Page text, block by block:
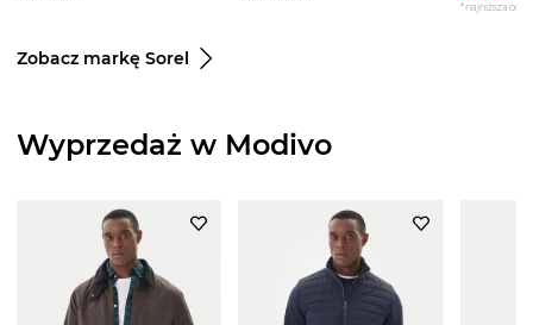
*najniższa cena
Zobacz markę Sorel
Wyprzedaż w Modivo